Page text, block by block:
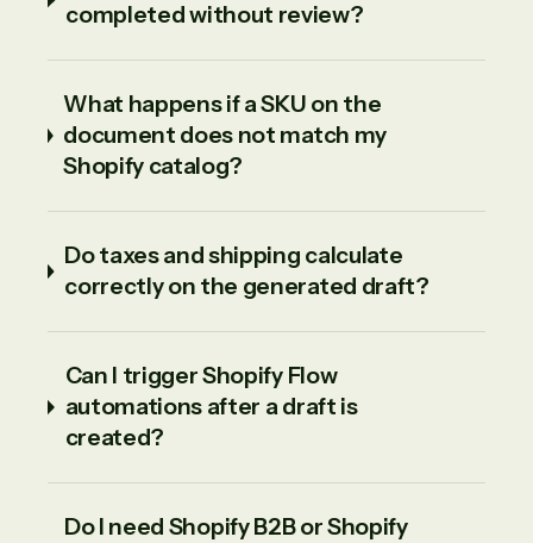
completed without review?
What happens if a SKU on the
document does not match my
Shopify catalog?
Do taxes and shipping calculate
correctly on the generated draft?
Can I trigger Shopify Flow
automations after a draft is
created?
Do I need Shopify B2B or Shopify